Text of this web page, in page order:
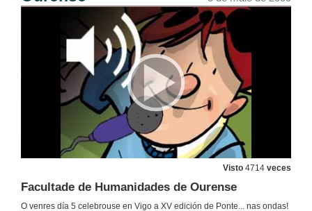
Visto 4714 veces
Facultade de Humanidades de Ourense
O venres día 5 celebrouse en Vigo a XV edición de Ponte... nas ondas!